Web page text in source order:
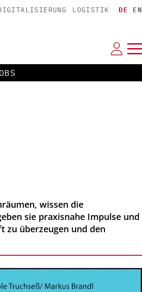
LOGISTIK DE EN
wissen die
sie praxisnahe Impulse und
zu überzeugen und den